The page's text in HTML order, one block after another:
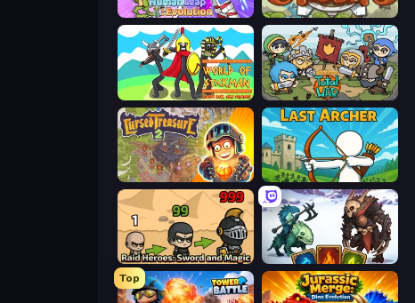
Human Leap: Evolution Kingdom Rush
World of Stickman Classic RTS Raid Heroes: Total War
Cursed Treasure 2 Last Archer
Raid Heroes: Sword and Magic Dark Stones: Card Battle RPG
Top